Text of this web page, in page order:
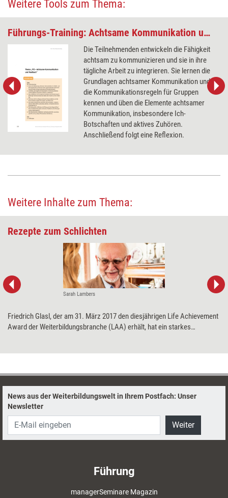
Weitere Tools zum Thema:
Führungs-Training: Achtsame Kommunikation und Feedback
Die Teilnehmenden entwickeln die Fähigkeit
achtsam zu kommunizieren und sie in ihre
tägliche Arbeit zu integrieren. Sie lernen die
Grundlagen achtsamer Kommunikation und
die Kommunikationsregeln für Gruppen
kennen und üben die Elemente achtsamer
Kommunikation, insbesondere Ich-
Botschaften und aktives Zuhören.
Anschließend folgt eine Reflexion.
Weitere Inhalte zum Thema:
Rezepte zum Schlichten
Sarah Lambers
Friedrich Glasl, der am 31. März 2017 den diesjährigen Life Achievement
Award der Weiterbildungsbranche (LAA) erhält, hat ein starkes
News aus der Weiterbildungswelt in Ihrem Postfach: Unser
Newsletter
Weiter
Führung
managerSeminare Magazin